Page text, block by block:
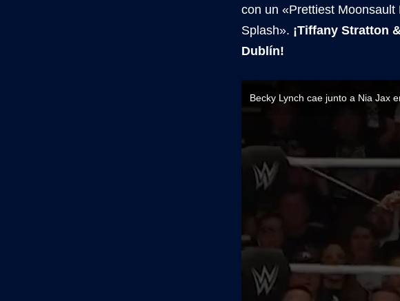
con un «Prettiest
Splash». ¡Tiffany Stratton
Dublín!
Becky Lynch cae junto a Nia Jax